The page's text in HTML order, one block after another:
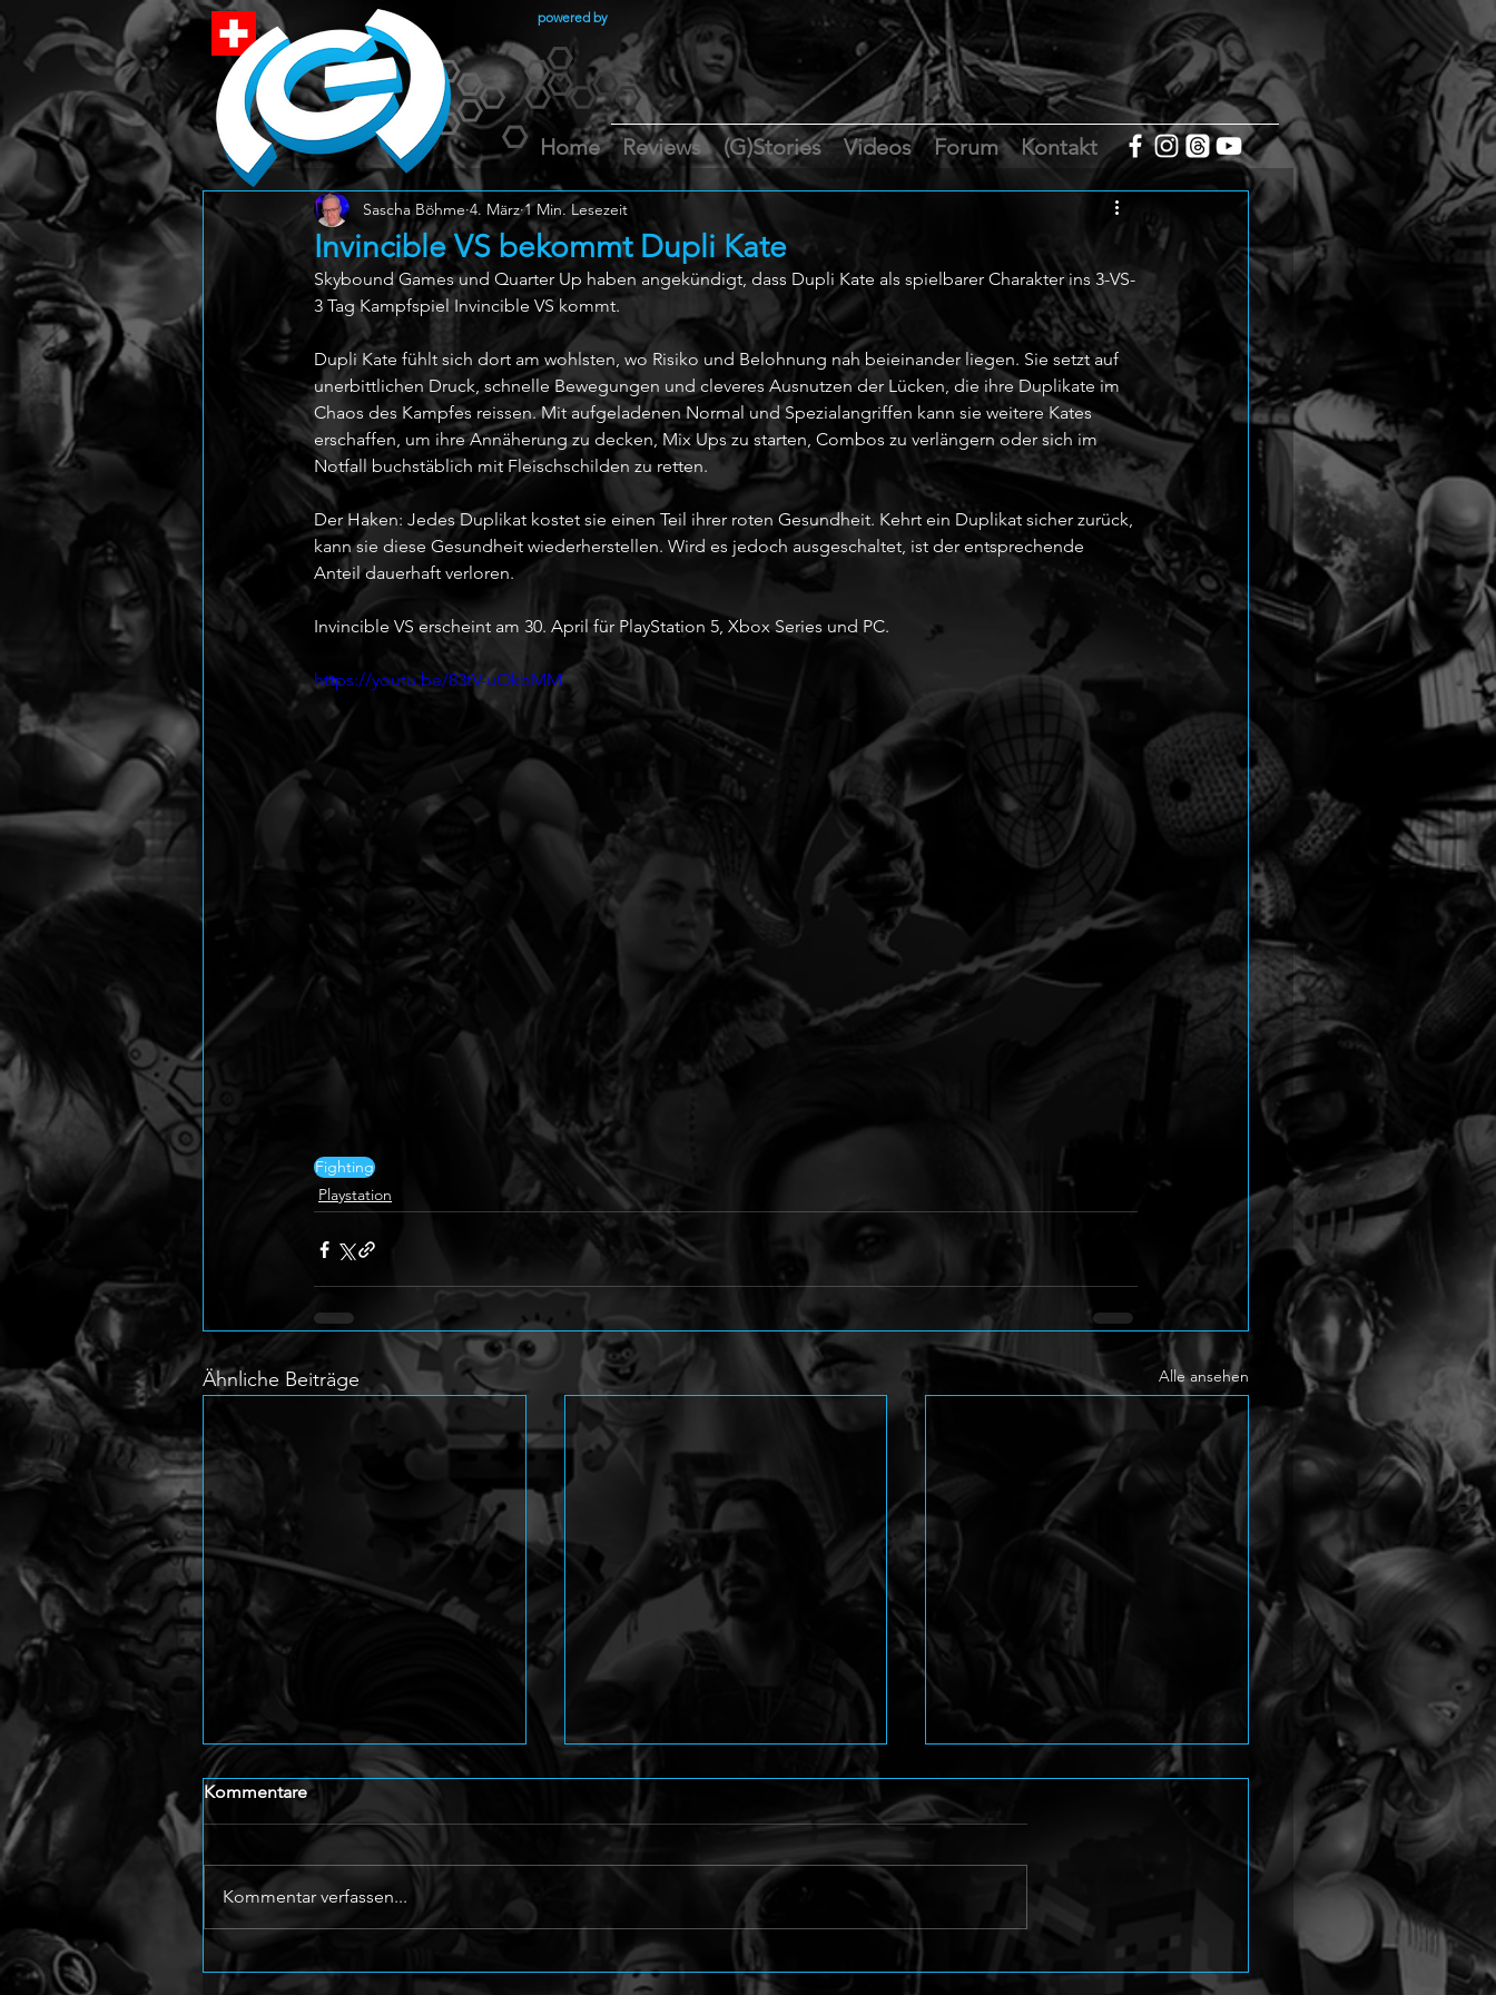
powered by
Home Reviews (G)Stories Videos Forum Kontakt
Invincible VS bekommt Dupli Kate
Sascha Böhme 4. März 1 Min. Lesezeit
Skybound Games und Quarter Up haben angekündigt, dass Dupli Kate als spielbarer Charakter ins 3-VS-
3 Tag Kampfspiel Invincible VS kommt.
Dupli Kate fühlt sich dort am wohlsten, wo Risiko und Belohnung nah beieinander liegen. Sie setzt auf
unerbittlichen Druck, schnelle Bewegungen und cleveres Ausnutzen der Lücken, die ihre Duplikate im
Chaos des Kampfes reissen. Mit aufgeladenen Normal und Spezialangriffen kann sie weitere Kates
erschaffen, um ihre Annäherung zu decken, Mix Ups zu starten, Combos zu verlängern oder sich im
Notfall buchstäblich mit Fleischschilden zu retten.
Der Haken: Jedes Duplikat kostet sie einen Teil ihrer roten Gesundheit. Kehrt ein Duplikat sicher zurück,
kann sie diese Gesundheit wiederherstellen. Wird es jedoch ausgeschaltet, ist der entsprechende
Anteil dauerhaft verloren.
Invincible VS erscheint am 30. April für PlayStation 5, Xbox Series und PC.
https://youtu.be/83tV-uOkbMM
Fighting
Playstation
Ähnliche Beiträge Alle ansehen
dabei
Invincible VS mit Anissa und
Lucan
Omni-Man Trailer
Kommentare
Kommentar verfassen...